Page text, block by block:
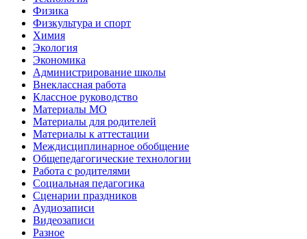
Физика
Физкультура и спорт
Химия
Экология
Экономика
Администрирование школы
Внеклассная работа
Классное руководство
Материалы МО
Материалы для родителей
Материалы к аттестации
Междисциплинарное обобщение
Общепедагогические технологии
Работа с родителями
Социальная педагогика
Сценарии праздников
Аудиозаписи
Видеозаписи
Разное